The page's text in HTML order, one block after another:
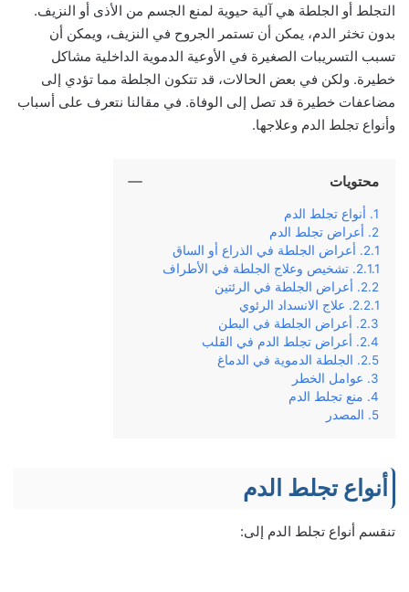
التجلط أو الجلطة هي آلية حيوية لمنع الجسم من الأذى أو النزيف.
بدون تخثر الدم، يمكن أن تستمر الجروح في النزيف، ويمكن أن
تسبب التسريبات الصغيرة في الأوعية الدموية الداخلية مشاكل
خطيرة. ولكن في بعض الحالات، قد تتكون الجلطة مما تؤدي إلى
مضاعفات خطيرة قد تصل إلى الوفاة. في مقالنا نتعرف على أسباب
وأنواع تجلط الدم وعلاجها.
محتويات
أنواع تجلط الدم
أعراض تجلط الدم
أعراض الجلطة في الذراع أو الساق
تشخيص وعلاج الجلطة في الأطراف
أعراض الجلطة في الرئتين
علاج الانسداد الرئوي
أعراض الجلطة في البطن
أعراض تجلط الدم في القلب
الجلطة الدموية في الدماغ
عوامل الخطر
منع تجلط الدم
المصدر
أنواع تجلط الدم
تنقسم أنواع تجلط الدم إلى: